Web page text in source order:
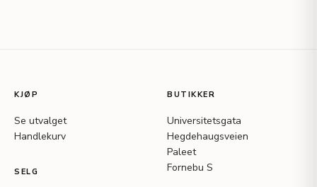
KJØP
Se utvalget
Handlekurv
SELG
BUTIKKER
Universitetsgata
Hegdehaugsveien
Paleet
Fornebu S